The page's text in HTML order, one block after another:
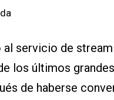
servicio de
los últimos
de haberse